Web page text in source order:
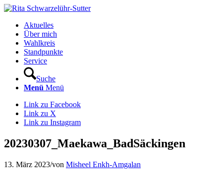
Aktuelles
Über mich
Wahlkreis
Standpunkte
Service
Suche
Menü Menü
Link zu Facebook
Link zu X
Link zu Instagram
20230307_Maekawa_BadSäckingen
13. März 2023/von Misheel Enkh-Amgalan